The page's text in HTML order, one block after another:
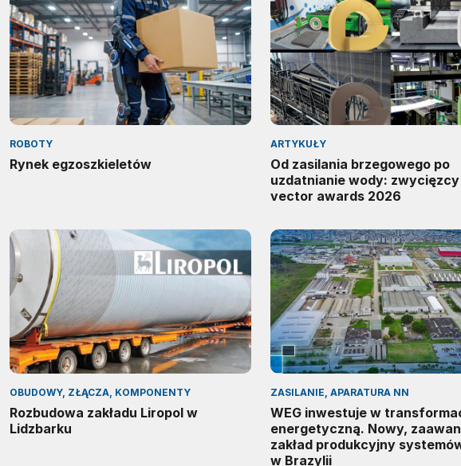
ROBOTY
Rynek egzoszkieletów
ARTYKUŁY
Od zasilania brzegowego po
uzdatnianie wody:
vector awards 2026
OBUDOWY, ZŁĄCZA, KOMPONENTY
Rozbudowa zakładu Liropol w
Lidzbarku
ZASILANIE, APARATURA NN
WEG inwestuje w
energetyczną. Nowy,
zakład produkcyjny
w Brazylii